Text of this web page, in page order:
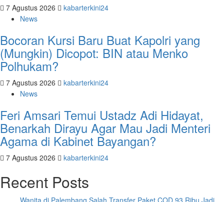
7 Agustus 2026
kabarterkini24
News
Bocoran Kursi Baru Buat Kapolri yang
(Mungkin) Dicopot: BIN atau Menko
Polhukam?
7 Agustus 2026
kabarterkini24
News
Feri Amsari Temui Ustadz Adi Hidayat,
Benarkah Dirayu Agar Mau Jadi Menteri
Agama di Kabinet Bayangan?
7 Agustus 2026 kabarterkini24
Recent Posts
Wanita di Palembang Salah Transfer Paket COD 93 Ribu Jadi